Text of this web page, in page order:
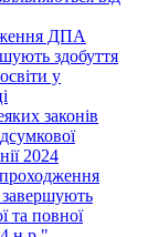
ДПА
здобуття
у
законів
2024
завершують
та повної